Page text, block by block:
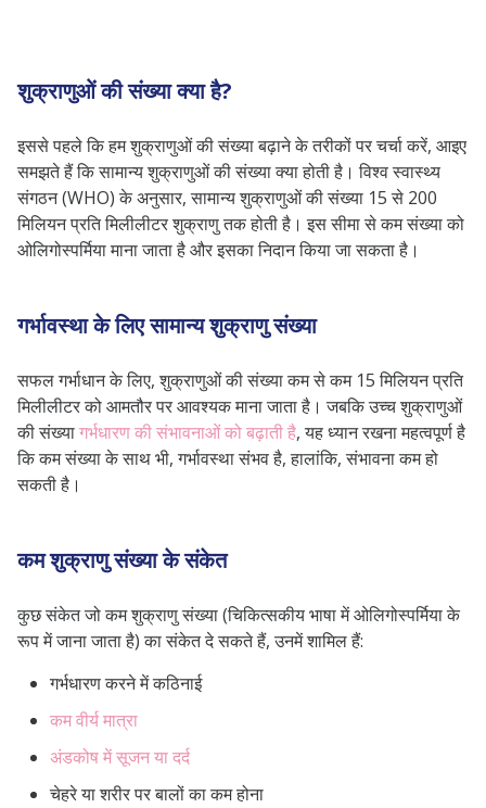
शुक्राणुओं से जुड़े जरूरी बिंदु
शुक्राणुओं बढ़ाने वाली दवाएं
शुक्राणु की मोटाई कैसे बढ़ाएँ?
अक्सर पूछे जाने वाले प्रश्न
निल शुक्राणु का क्या इलाज है?
स्पर्म काउंट कम होने से क्या होता है?
एक्सपर्ट की राय
शुक्राणुओं की संख्या क्या है?
इससे पहले कि हम शुक्राणुओं की संख्या बढ़ाने के तरीकों पर चर्चा करें, आइए
समझते हैं कि सामान्य शुक्राणुओं की संख्या क्या होती है। विश्व स्वास्थ्य
संगठन (WHO) के अनुसार, सामान्य शुक्राणुओं की संख्या 15 से 200
मिलियन प्रति मिलीलीटर शुक्राणु तक होती है। इस सीमा से कम संख्या को
ओलिगोस्पर्मिया माना जाता है और इसका निदान किया जा सकता है।
गर्भावस्था के लिए सामान्य शुक्राणु संख्या
सफल गर्भाधान के लिए, शुक्राणुओं की संख्या कम से कम 15 मिलियन प्रति
मिलीलीटर को आमतौर पर आवश्यक माना जाता है। जबकि उच्च शुक्राणुओं
की संख्यागर्भधारण की संभावनाओं को बढ़ाती है, यह ध्यान रखना महत्वपूर्ण है
कि कम संख्या के साथ भी, गर्भावस्था संभव है, हालांकि, संभावना कम हो
सकती है।
कम शुक्राणु संख्या के संकेत
कुछ संकेत जो कम शुक्राणु संख्या (चिकित्सकीय भाषा में ओलिगोस्पर्मिया के
रूप में जाना जाता है) का संकेत दे सकते हैं, उनमें शामिल हैं:
गर्भधारण करने में कठिनाई
कम वीर्य मात्रा
अंडकोष में सूजन या दर्द
चेहरे या शरीर पर बालों का कम होना